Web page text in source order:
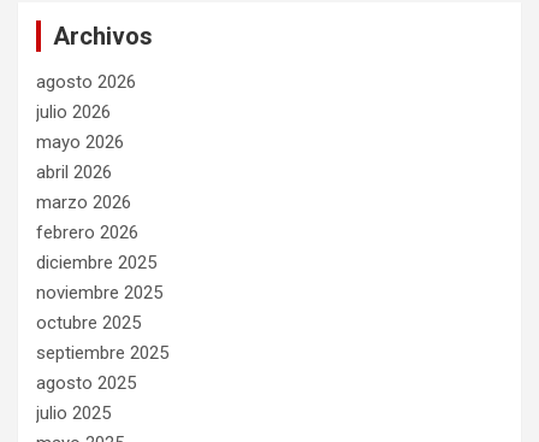
Archivos
agosto 2026
julio 2026
mayo 2026
abril 2026
marzo 2026
febrero 2026
diciembre 2025
noviembre 2025
octubre 2025
septiembre 2025
agosto 2025
julio 2025